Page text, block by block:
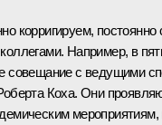
корригируем,
Например, в
совещание с ведущими
Коха. Они
мероприятиям,